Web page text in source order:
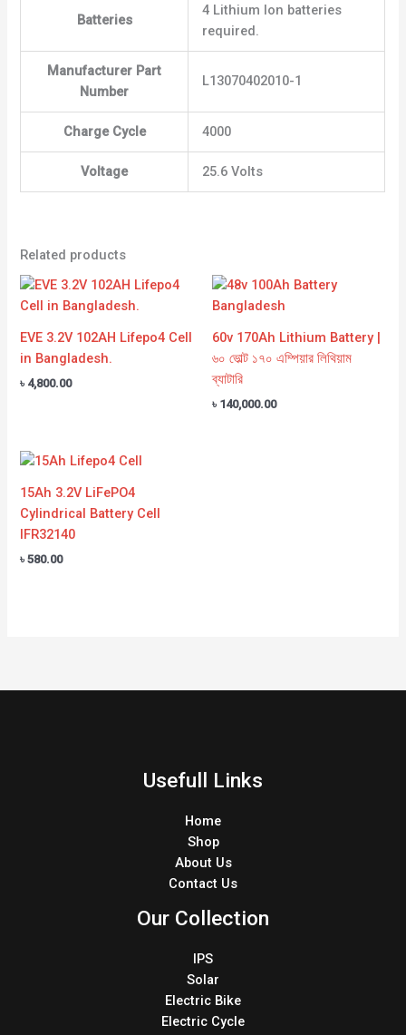
Batteries
‎4 Lithium Ion batteries
required.
Manufacturer Part
Number
‎L13070402010-1
Charge Cycle 4000
Voltage ‎25.6 Volts
Related products
EVE 3.2V 102AH Lifepo4 Cell
in Bangladesh.
৳ 4,800.00
60v 170Ah Lithium Battery |
৬০ ভোল্ট ১৭০ এম্পিয়ার লিথিয়াম
ব্যাটারি
৳ 140,000.00
15Ah 3.2V LiFePO4
Cylindrical Battery Cell
IFR32140
৳580.00
Usefull Links
Home
Shop
About Us
Contact Us
Our Collection
IPS
Solar
Electric Bike
Electric Cycle